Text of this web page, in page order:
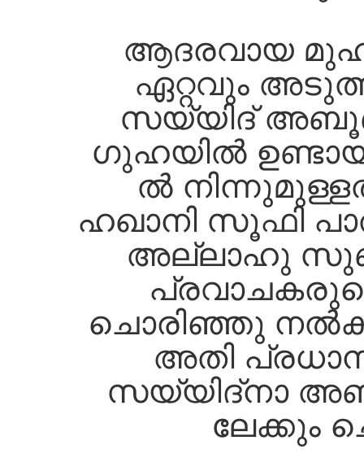
ആദരവായ
ഏറ്റവും
സയ്യിദ്‌
ഗുഹയില്‍
ല്‍
ഹഖാനി സൂഫി
അല്ലാഹു
ചൊരിഞ്ഞു
അതി
സയ്യിദ്നാ
ലേക്കും